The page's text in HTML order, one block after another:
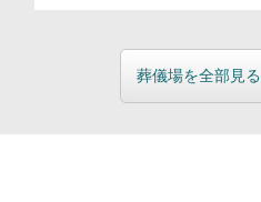
葬儀場を全部見る